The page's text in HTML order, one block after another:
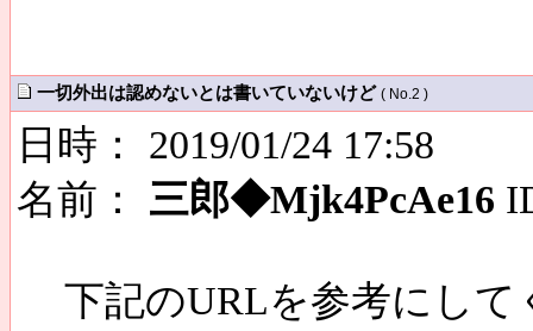
一切外出は認めないとは書いていないけど ( No.2 )
日時： 2019/01/24 17:58
名前： 三郎◆Mjk4PcAe16
下記のURLを参考にして